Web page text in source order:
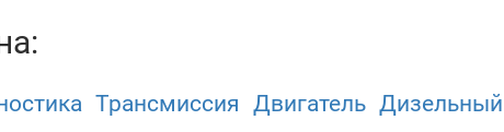
Трансмиссия Двигатель Дизельный